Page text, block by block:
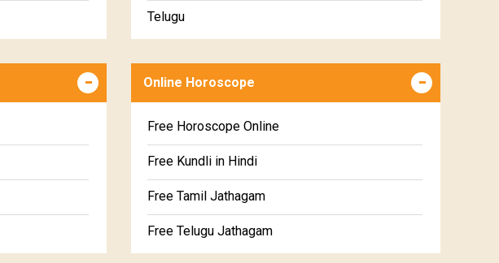
Premium Super Horoscope
Premium Yearly Horoscope
Telugu
Kannada
Marathi
Gujarati
Sinhala
Online Horoscope
Free Horoscope Online
Free Kundli in Hindi
Free Tamil Jathagam
Free Telugu Jathagam